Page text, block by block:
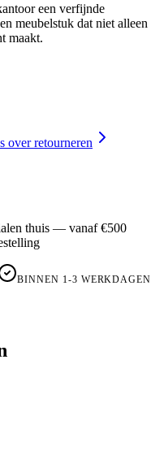
een verfijnde
meubelstuk dat niet alleen
maakt.
over retourneren
thuis — vanaf €500
BINNEN 1-3 WERKDAGEN